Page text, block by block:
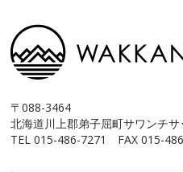
〒088-3464
北海道川上郡弟子屈町サワン
TEL 015-486-7271 FAX 015-